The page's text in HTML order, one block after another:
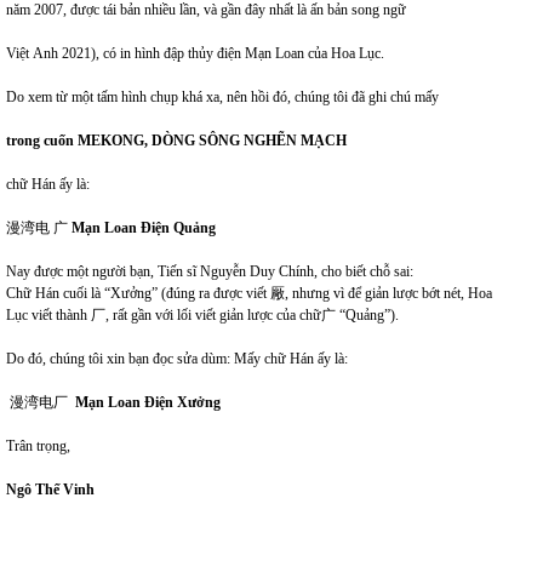
năm 2007, được tái bản nhiều lần, và gần đây nhất là ấn bản song ngữ
Việt Anh 2021), có in hình đập thủy điện Mạn Loan của Hoa Lục.
Do xem từ một tấm hình chụp khá xa, nên hồi đó, chúng tôi đã ghi chú mấy
trong cuốn MEKONG, DÒNG SÔNG NGHẼN MẠCH
chữ Hán ấy là:
漫湾电 广 Mạn Loan Điện Quảng
Nay được một người bạn, Tiến sĩ Nguyễn Duy Chính, cho biết chỗ sai:
Chữ Hán cuối là “Xưởng” (đúng ra được viết 厰, nhưng vì để giản lược bớt nét, Hoa
Lục viết thành 厂, rất gần với lối viết giản lược của chữ广 “Quảng”).
Do đó, chúng tôi xin bạn đọc sửa dùm: Mấy chữ Hán ấy là:
漫湾电厂 Mạn Loan Điện Xưởng
Trân trọng,
Ngô Thế Vinh